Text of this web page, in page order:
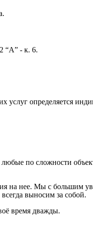
“А” - к. 6.
определяется
по сложности
на нее. Мы с большим
выносим за собой.
время дважды.